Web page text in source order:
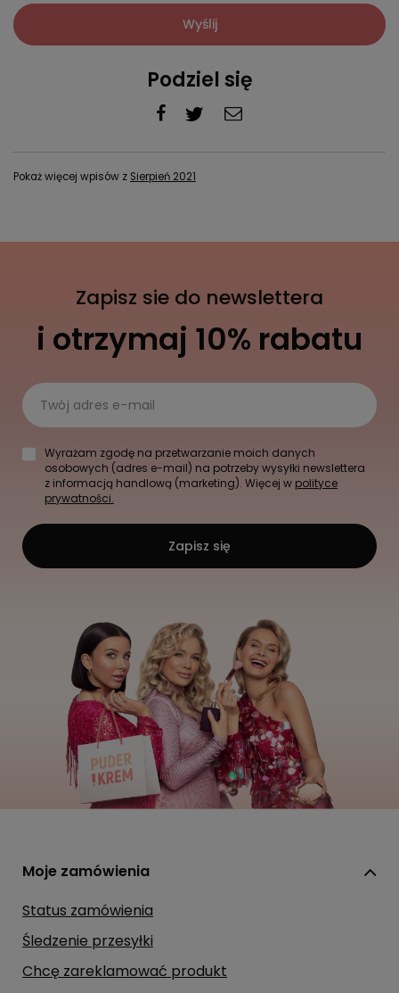
Wyślij
Podziel się
Pokaż więcej wpisów z Sierpień 2021
Zapisz sie do newslettera
i otrzymaj 10% rabatu
Twój adres e-mail
Wyrażam zgodę na przetwarzanie moich danych
osobowych (adres e-mail) na potrzeby wysyłki newslettera
z informacją handlową (marketing). Więcej w polityce
prywatności.
Zapisz się
Moje zamówienia
Status zamówienia
Śledzenie przesyłki
Chcę zareklamować produkt